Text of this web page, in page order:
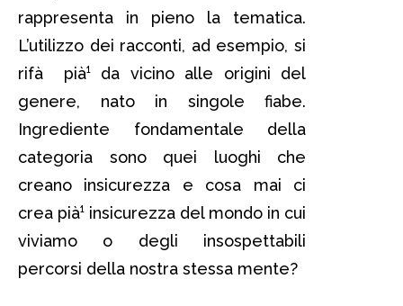
rappresenta in pieno la tematica.
L’utilizzo dei racconti, ad esempio, si
rifà pià¹ da vicino alle origini del
genere, nato in singole fiabe.
Ingrediente fondamentale della
categoria sono quei luoghi che
creano insicurezza e cosa mai ci
crea pià¹ insicurezza del mondo in cui
viviamo o degli insospettabili
percorsi della nostra stessa mente?